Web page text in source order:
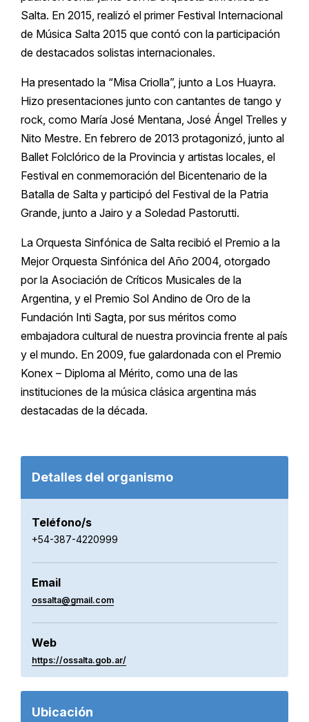
Salta. En 2015, realizó el primer Festival Internacional
de Música Salta 2015 que contó con la participación
de destacados solistas internacionales.
Ha presentado la “Misa Criolla”, junto a Los Huayra.
Hizo presentaciones junto con cantantes de tango y
rock, como María José Mentana, José Ángel Trelles y
Nito Mestre. En febrero de 2013 protagonizó, junto al
Ballet Folclórico de la Provincia y artistas locales, el
Festival en conmemoración del Bicentenario de la
Batalla de Salta y participó del Festival de la Patria
Grande, junto a Jairo y a Soledad Pastorutti.
La Orquesta Sinfónica de Salta recibió el Premio a la
Mejor Orquesta Sinfónica del Año 2004, otorgado
por la Asociación de Críticos Musicales de la
Argentina, y el Premio Sol Andino de Oro de la
Fundación Inti Sagta, por sus méritos como
embajadora cultural de nuestra provincia frente al país
y el mundo. En 2009, fue galardonada con el Premio
Konex – Diploma al Mérito, como una de las
instituciones de la música clásica argentina más
destacadas de la década.
Detalles del organismo
Teléfono/s
+54-387-4220999
Email
ossalta@gmail.com
Web
https://ossalta.gob.ar/
Ubicación